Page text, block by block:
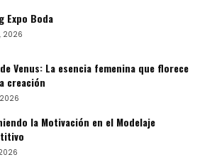
Expo Boda
2026
Venus: La esencia femenina que florece
creación
2026
la Motivación en el Modelaje